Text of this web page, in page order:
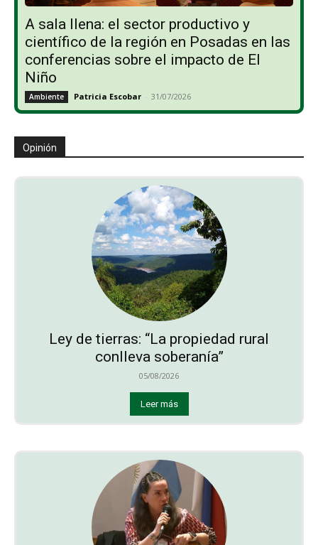
A sala llena: el sector productivo y
científico de la región en Posadas en las
conferencias sobre el impacto de El
Niño
Ambiente Patricia Escobar - 31/07/2026
Opinión
Ley de tierras: “La propiedad rural
conlleva soberanía”
05/08/2026
Leer más